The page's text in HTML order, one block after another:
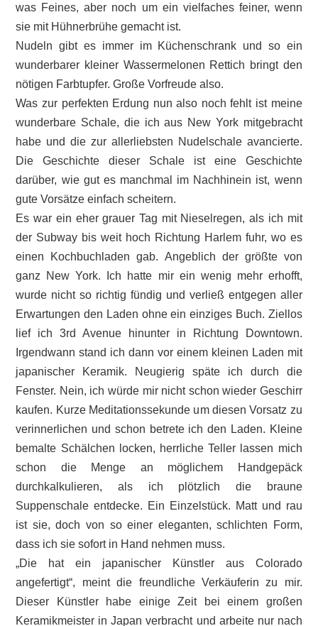
was Feines, aber noch um ein vielfaches feiner, wenn
sie mit Hühnerbrühe gemacht ist.
Nudeln gibt es immer im Küchenschrank und so ein
wunderbarer kleiner Wassermelonen Rettich bringt den
nötigen Farbtupfer. Große Vorfreude also.
Was zur perfekten Erdung nun also noch fehlt ist meine
wunderbare Schale, die ich aus New York mitgebracht
habe und die zur allerliebsten Nudelschale avancierte.
Die Geschichte dieser Schale ist eine Geschichte
darüber, wie gut es manchmal im Nachhinein ist, wenn
gute Vorsätze einfach scheitern.
Es war ein eher grauer Tag mit Nieselregen, als ich mit
der Subway bis weit hoch Richtung Harlem fuhr, wo es
einen Kochbuchladen gab. Angeblich der größte von
ganz New York. Ich hatte mir ein wenig mehr erhofft,
wurde nicht so richtig fündig und verließ entgegen aller
Erwartungen den Laden ohne ein einziges Buch. Ziellos
lief ich 3rd Avenue hinunter in Richtung Downtown.
Irgendwann stand ich dann vor einem kleinen Laden mit
japanischer Keramik. Neugierig späte ich durch die
Fenster. Nein, ich würde mir nicht schon wieder Geschirr
kaufen. Kurze Meditationssekunde um diesen Vorsatz zu
verinnerlichen und schon betrete ich den Laden. Kleine
bemalte Schälchen locken, herrliche Teller lassen mich
schon die Menge an möglichem Handgepäck
durchkalkulieren, als ich plötzlich die braune
Suppenschale entdecke. Ein Einzelstück. Matt und rau
ist sie, doch von so einer eleganten, schlichten Form,
dass ich sie sofort in Hand nehmen muss.
„Die hat ein japanischer Künstler aus Colorado
angefertigt“, meint die freundliche Verkäuferin zu mir.
Dieser Künstler habe einige Zeit bei einem großen
Keramikmeister in Japan verbracht und arbeite nur nach